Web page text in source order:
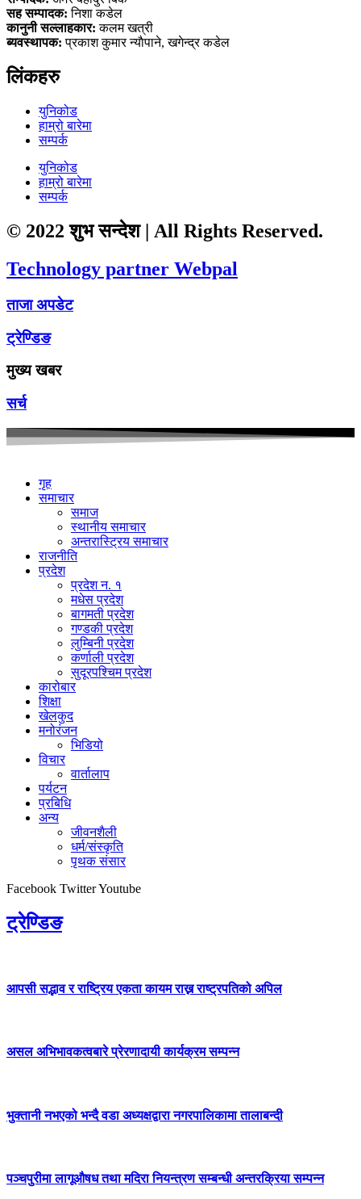
सह सम्पादक: निशा कडेल
कानुनी सल्लाहकार: कलम खत्री
ब्यवस्थापक:प्रकाश कुमार न्याैपाने, खगेन्द्र कडेल
लिंकहरु
युनिकोड
हाम्रो बारेमा
सम्पर्क
युनिकोड
हाम्रो बारेमा
सम्पर्क
© 2022 शुभ सन्देश | All Rights Reserved.
Technology partner Webpal
ताजा अपडेट
ट्रेण्डिङ
मुख्य खबर
सर्च
गृह
समाचार
समाज
स्थानीय समाचार
अन्तरास्ट्रिय समाचार
राजनीति
प्रदेश
प्रदेश न. १
मधेस प्रदेश
बागमती प्रदेश
गण्डकी प्रदेश
लुम्बिनी प्रदेश
कर्णाली प्रदेश
सुदूरपश्चिम प्रदेश
कारोबार
शिक्षा
खेलकुद
मनोरंजन
भिडियो
विचार
वार्तालाप
पर्यटन
प्रबिधि
अन्य
जीवनशैली
धर्म/संस्कृति
पृथक संसार
Facebook TwitterYoutube
ट्रेण्डिङ
आपसी सद्भाव र राष्ट्रिय एकता कायम राख्न राष्ट्रपतिको अपिल
असल अभिभावकत्वबारे प्रेरणादायी कार्यक्रम सम्पन्न
भुक्तानी नभएको भन्दै वडा अध्यक्षद्वारा नगरपालिकामा तालाबन्दी
पञ्चपुरीमा लागूऔषध तथा मदिरा नियन्त्रण सम्बन्धी अन्तरक्रिया सम्पन्न